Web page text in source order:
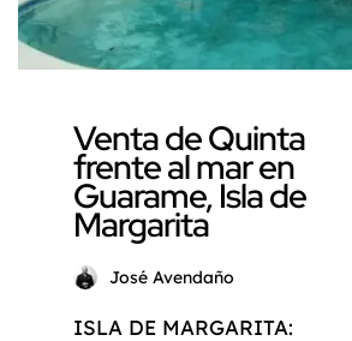
un refugio de ensueño donde
podrá disfrutar de […]
Venta de Quinta
frente al mar en
Guarame, Isla de
Margarita
José Avendaño
ISLA DE MARGARITA: